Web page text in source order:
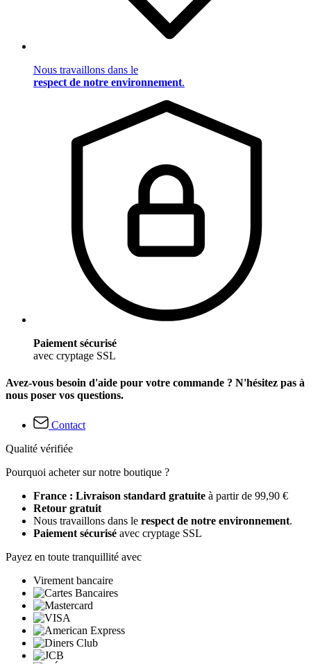
Nous travaillons dans le
respect de notre environnement.
Paiement sécurisé
avec cryptage SSL
Avez-vous besoin d'aide pour votre commande ? N'hésitez pas à
nous poser vos questions.
Contact
Qualité vérifiée
Pourquoi acheter sur notre boutique ?
France : Livraison standard gratuite à partir de 99,90 €
Retour gratuit
Nous travaillons dans le respect de notre environnement.
Paiement sécurisé avec cryptage SSL
Payez en toute tranquillité avec
Virement bancaire